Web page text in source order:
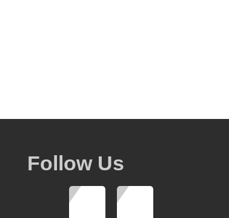
Follow Us